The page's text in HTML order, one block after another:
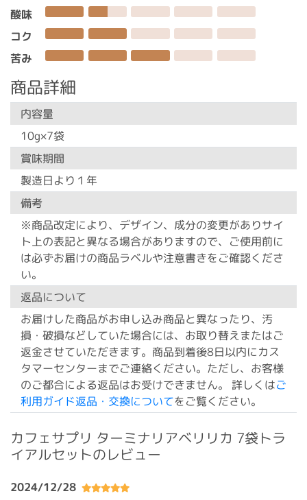
酸味
コク
苦み
商品詳細
内容量
10g×7袋
賞味期間
製造日より１年
備考
※商品改定により、デザイン、成分の変更がありサイ
ト上の表記と異なる場合がありますので、ご使用前に
は必ずお届けの商品ラベルや注意書きをご確認くださ
い。
返品について
お届けした商品がお申し込み商品と異なったり、汚
損・破損などしていた場合には、お取り替えまたはご
返金させていただきます。商品到着後8日以内にカス
タマーセンターまでご連絡ください。ただし、お客様
のご都合による返品はお受けできません。 詳しくはご
利用ガイド返品・交換についてをご覧ください。
カフェサプリ ターミナリアベリリカ 7袋トラ
イアルセットのレビュー
2024/12/28